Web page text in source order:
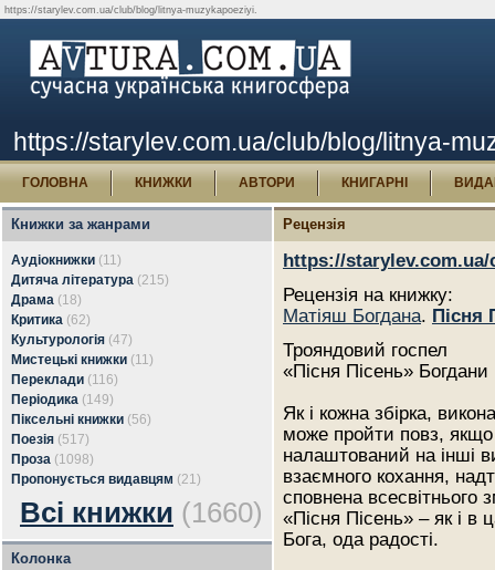
https://starylev.com.ua/club/blog/litnya-muzykapoeziyi.
https://starylev.com.ua/club/blog/litnya-
ГОЛОВНА КНИЖКИ АВТОРИ КНИГАРНІ
Книжки за жанрами
Аудіокнижки (11)
Дитяча література (215)
Драма (18)
Критика (62)
Культурологія (47)
Мистецькі книжки (11)
Переклади (116)
Періодика (149)
Піксельні книжки (56)
Поезія (517)
Проза (1098)
Пропонується видавцям (21)
Всі книжки (1660)
Колонка
Рецензія
https://
Рецензія на книжку:
Матіяш Богдана. Пісня
Трояндовий госпел
«Пісня Пісень»
Як і кожна збірка,
може пройти повз, якщо
налаштований на інші
взаємного кохання,
сповнена всесвітнього
«Пісня Пісень» – як і в
Бога, ода радості.